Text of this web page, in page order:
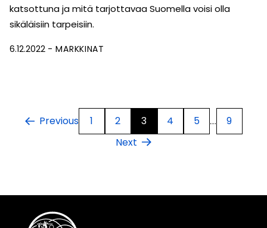
katsottuna ja mitä tarjottavaa Suomella voisi olla
sikäläisiin tarpeisiin.
6.12.2022 MARKKINAT
Previous 1 2 3 4 5 …
9
Next